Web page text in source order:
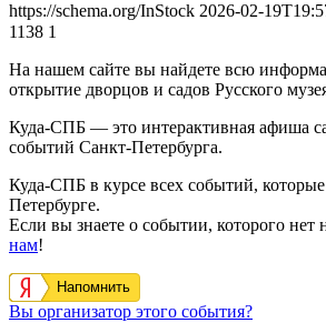
https://schema.org/InStock 2026-02-
1138 1
На нашем сайте вы найдете всю
открытие дворцов и садов Русского
Куда-СПБ — это интерактивная афиша
событий Санкт-Петербурга.
Куда-СПБ в курсе всех событий,
Петербурге.
Если вы знаете о событии, которого нет
нам!
Напомнить
Вы организатор этого события?